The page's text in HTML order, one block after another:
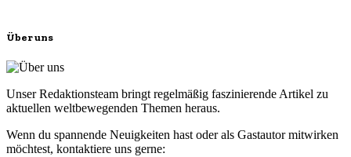
Über uns
Unser Redaktionsteam bringt regelmäßig faszinierende Artikel zu
aktuellen weltbewegenden Themen heraus.
Wenn du spannende Neuigkeiten hast oder als Gastautor mitwirken
möchtest, kontaktiere uns gerne: